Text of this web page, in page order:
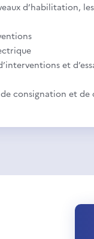
d’habilitation,
et
consignation et